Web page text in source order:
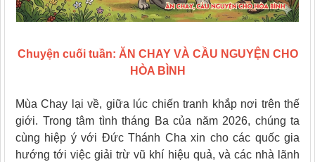
Chuyện cuối tuần: ĂN CHAY VÀ CẦU NGUYỆN CHO
HÒA BÌNH
Mùa Chay lại về, giữa lúc chiến tranh khắp nơi trên thế
giới. Trong tâm tình tháng Ba của năm 2026, chúng ta
cùng hiệp ý với Đức Thánh Cha xin cho các quốc gia
hướng tới việc giải trừ vũ khí hiệu quả, và các nhà lãnh